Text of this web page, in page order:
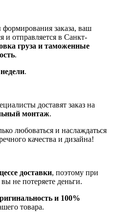
заказа, ваш
и отправляется в Санкт-
груза и таможенные
.
.
доставят заказ на
монтаж.
любоваться и наслаждаться
качества и дизайна!
доставки, поэтому при
не потеряете деньги.
и 100%
товара.